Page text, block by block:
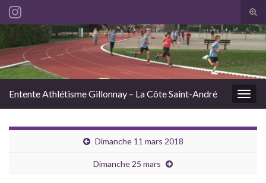
Search for:
Entente Athlétisme Gillonnay – La Côte Saint-André
Dimanche 11 mars 2018
Dimanche 25 mars